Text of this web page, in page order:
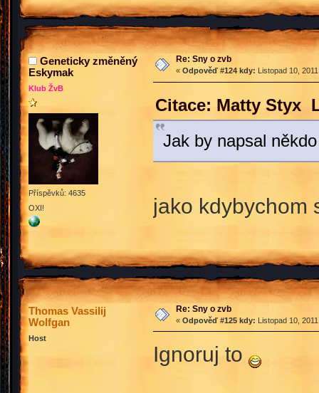
Geneticky změněný
Eskymak
Klub ŽvB
Příspěvků: 4635
OXI!
Re: Sny o zvb
« Odpověď #124 kdy: Listopad 10,
Citace: Matty Styx
Jak by napsal
jako kdybychom
Thomas Vassilij
Wolfgan
Host
Re: Sny o zvb
« Odpověď #125 kdy: Listopad 10,
Ignoruj to